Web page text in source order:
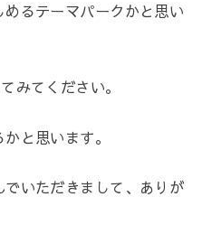
るテーマパークかと思い
みてください。
と思います。
いただきまして、ありが